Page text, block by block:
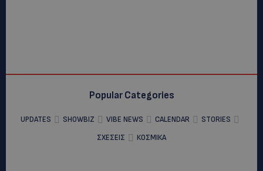
Popular Categories
UPDATES SHOWBIZ VIBE NEWS CALENDAR
STORIES
ΣΧΕΣΕΙΣ
ΚΟΣΜΙΚΑ